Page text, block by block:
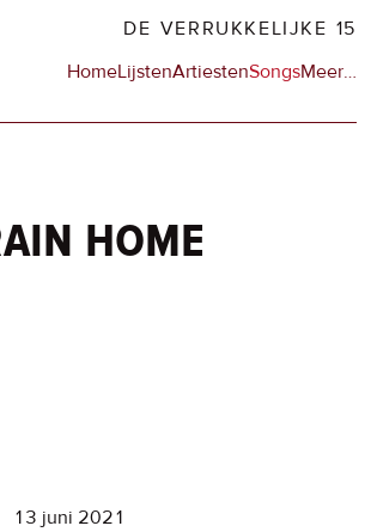
DE VERRUKKELIJKE 15
HomeLijstenArtiestenSongsMeerop
…
home
13 juni 2021